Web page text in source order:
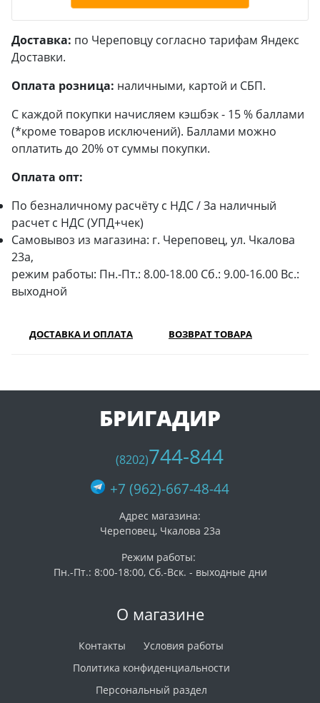
Доставка: по Череповцу согласно тарифам Яндекс
Доставки.
Оплата розница: наличными, картой и СБП.
С каждой покупки начисляем кэшбэк - 15 % баллами
(*кроме товаров исключений). Баллами можно
оплатить до 20% от суммы покупки.
Оплата опт:
По безналичному расчёту с НДС / За наличный
расчет с НДС (УПД+чек)
Самовывоз из магазина: г. Череповец, ул. Чкалова
23а,
режим работы: Пн.-Пт.: 8.00-18.00 Сб.: 9.00-16.00 Вс.:
выходной
ДОСТАВКА И ОПЛАТА ВОЗВРАТ ТОВАРА
О магазине
Контакты
Условия работы
Политика конфиденциальности
Персональный раздел
БРИГАДИР
(8202)744-844
+7 (962)-667-48-44
Адрес магазина:
Череповец, Чкалова 23а
Режим работы:
Пн.-Пт.: 8:00-18:00, Сб.-Вск. - выходные дни